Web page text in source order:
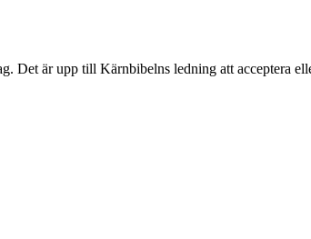
Det är upp till Kärnbibelns ledning att acceptera